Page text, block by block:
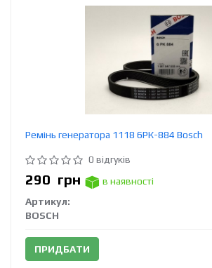
Ремінь генератора 1118 6РК-884 Bosch
0 відгуків
290 грн
в наявності
Артикул:
BOSCH
ПРИДБАТИ